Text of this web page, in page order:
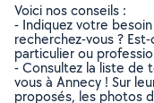
Voici nos conseils :
- Indiquez votre
recherchez-vous ?
particulier ou
- Consultez la liste de
vous à Annecy ! Sur
proposés, les photos